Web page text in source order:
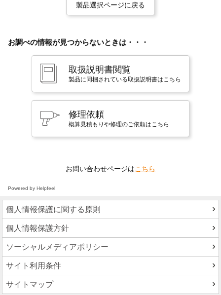
製品選択ページに戻る
お調べの情報が見つからないときは・・・
取扱説明書閲覧
製品に同梱されている取扱説明書はこちら
修理依頼
概算見積もりや修理のご依頼はこちら
お問い合わせページはこちら
Powered by Helpfeel
個人情報保護に関する原則
個人情報保護方針
ソーシャルメディアポリシー
サイト利用条件
サイトマップ